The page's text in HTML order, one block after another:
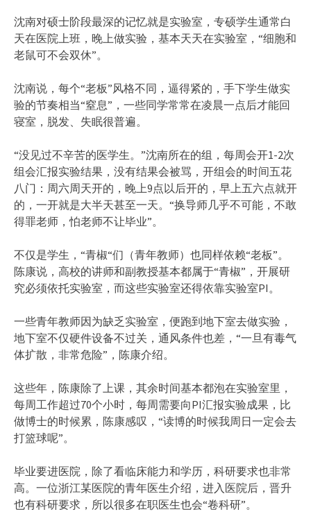
沈南对硕士阶段最深的记忆就是实验室，专硕学生通常白
天在医院上班，晚上做实验，基本天天在实验室，“细胞和
老鼠可不会双休”。
沈南说，每个“老板”风格不同，逼得紧的，手下学生做实
验的节奏相当“窒息”，一些同学常常在凌晨一点后才能回
寝室，脱发、失眠很普遍。
“没见过不辛苦的医学生。”沈南所在的组，每周会开1-2次
组会汇报实验结果，没有结果会被骂，开组会的时间五花
八门：周六周天开的，晚上9点以后开的，早上五六点就开
的，一开就是大半天甚至一天。“换导师几乎不可能，不敢
得罪老师，怕老师不让毕业”。
不仅是学生，“青椒“们（青年教师）也同样依赖“老板”。
陈康说，高校的讲师和副教授基本都属于“青椒”，开展研
究必须依托实验室，而这些实验室还得依靠实验室PI。
一些青年教师因为缺乏实验室，便跑到地下室去做实验，
地下室不仅硬件设备不过关，通风条件也差，“一旦有毒气
体扩散，非常危险”，陈康介绍。
这些年，陈康除了上课，其余时间基本都泡在实验室里，
每周工作超过70个小时，每周需要向PI汇报实验成果，比
做博士的时候累，陈康感叹，“读博的时候我周日一定会去
打篮球呢”。
毕业要进医院，除了看临床能力和学历，科研要求也非常
高。一位浙江某医院的青年医生介绍，进入医院后，晋升
也有科研要求，所以很多在职医生也会“卷科研”。